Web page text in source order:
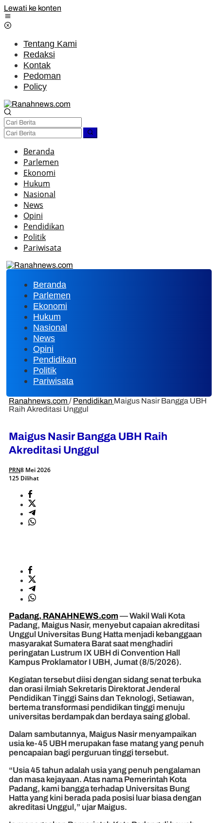
Lewati ke konten
Tentang Kami
Redaksi
Kontak
Pedoman
Policy
Beranda
Parlemen
Ekonomi
Hukum
Nasional
News
Opini
Pendidikan
Politik
Pariwisata
Beranda
Parlemen
Ekonomi
Hukum
Nasional
News
Opini
Pendidikan
Politik
Pariwisata
Ranahnews.com / Pendidikan Maigus Nasir Bangga UBH
Raih Akreditasi Unggul
Maigus Nasir Bangga UBH Raih
Akreditasi Unggul
PRN8 Mei 2026
125 Dilihat
Padang, RANAHNEWS.com— Wakil Wali Kota
Padang, Maigus Nasir, menyebut capaian akreditasi
Unggul Universitas Bung Hatta menjadi kebanggaan
masyarakat Sumatera Barat saat menghadiri
peringatan Lustrum IX UBH di Convention Hall
Kampus Proklamator I UBH, Jumat (8/5/2026).
Kegiatan tersebut diisi dengan sidang senat terbuka
dan orasi ilmiah Sekretaris Direktorat Jenderal
Pendidikan Tinggi Sains dan Teknologi, Setiawan,
bertema transformasi pendidikan tinggi menuju
universitas berdampak dan berdaya saing global.
Dalam sambutannya, Maigus Nasir menyampaikan
usia ke-45 UBH merupakan fase matang yang penuh
pencapaian bagi perguruan tinggi tersebut.
“Usia 45 tahun adalah usia yang penuh pengalaman
dan masa kejayaan. Atas nama Pemerintah Kota
Padang, kami bangga terhadap Universitas Bung
Hatta yang kini berada pada posisi luar biasa dengan
akreditasi Unggul,” ujar Maigus.